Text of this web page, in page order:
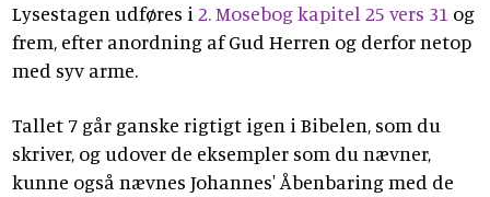
Lysestagen udføres i2. Mosebog kapitel 25 vers 31 og
frem, efter anordning af Gud Herren og derfor netop
med syv arme.
Tallet 7 går ganske rigtigt igen i Bibelen, som du
skriver, og udover de eksempler som du nævner,
kunne også nævnes Johannes' Åbenbaring med de